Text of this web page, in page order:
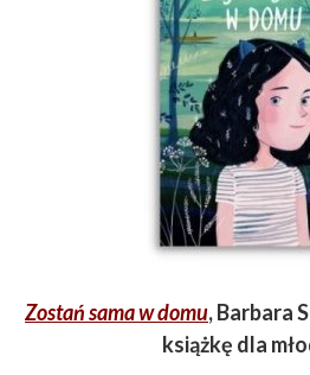
Zostań sama w domu, Barbara
książkę dla